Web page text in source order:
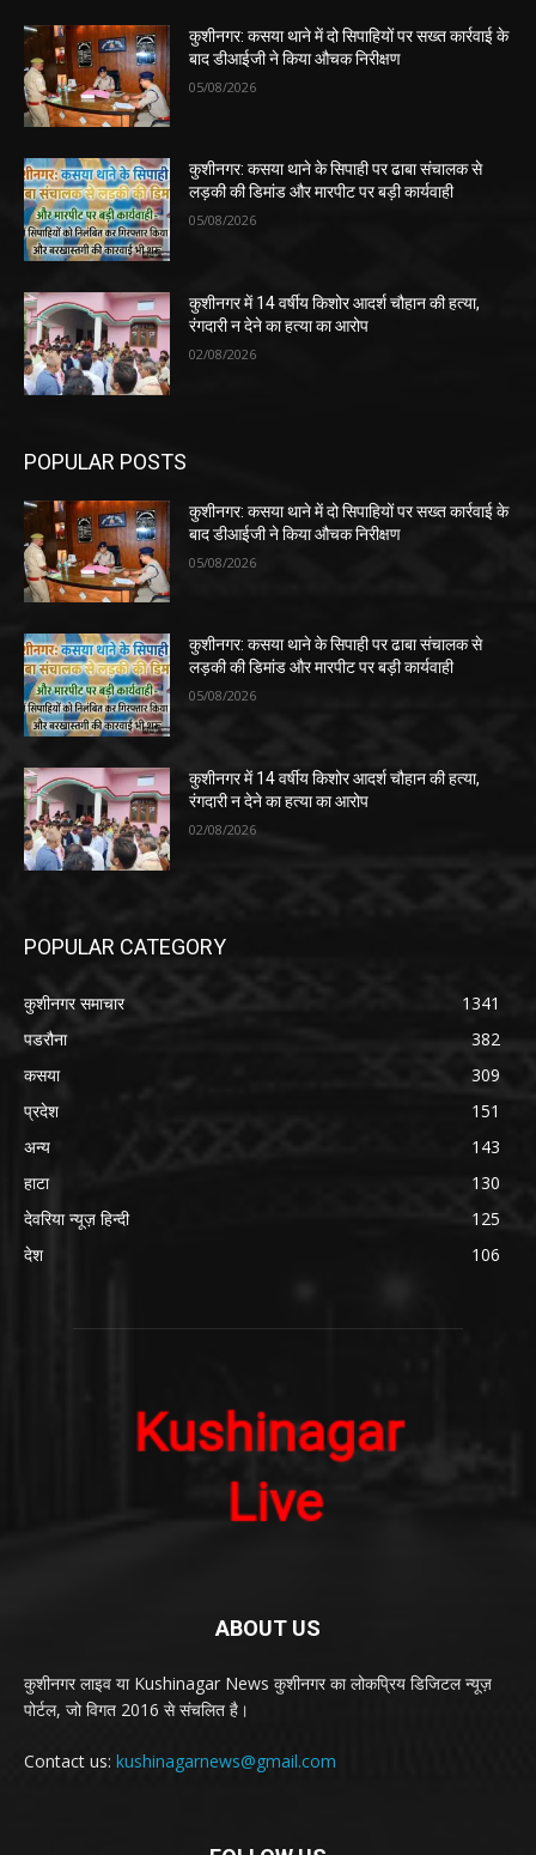
कुशीनगर: कसया थाने में दो सिपाहियों पर सख्त कार्रवाई के
बाद डीआईजी ने किया औचक निरीक्षण
05/08/2026
कुशीनगर: कसया थाने के सिपाही पर ढाबा संचालक से
लड़की की डिमांड और मारपीट पर बड़ी कार्यवाही
05/08/2026
कुशीनगर में 14 वर्षीय किशोर आदर्श चौहान की हत्या,
रंगदारी न देने का हत्या का आरोप
02/08/2026
POPULAR POSTS
कुशीनगर: कसया थाने में दो सिपाहियों पर सख्त कार्रवाई के
बाद डीआईजी ने किया औचक निरीक्षण
05/08/2026
कुशीनगर: कसया थाने के सिपाही पर ढाबा संचालक से
लड़की की डिमांड और मारपीट पर बड़ी कार्यवाही
05/08/2026
कुशीनगर में 14 वर्षीय किशोर आदर्श चौहान की हत्या,
रंगदारी न देने का हत्या का आरोप
02/08/2026
POPULAR CATEGORY
कुशीनगर समाचार
1341
पडरौना
382
कसया
309
प्रदेश
151
अन्य
143
हाटा
130
देवरिया न्यूज़ हिन्दी
125
देश
106
ABOUT US
कुशीनगर लाइव या Kushinagar News कुशीनगर का लोकप्रिय डिजिटल न्यूज़
पोर्टल, जो विगत 2016 से संचलित है।
Contact us: kushinagarnews@gmail.com